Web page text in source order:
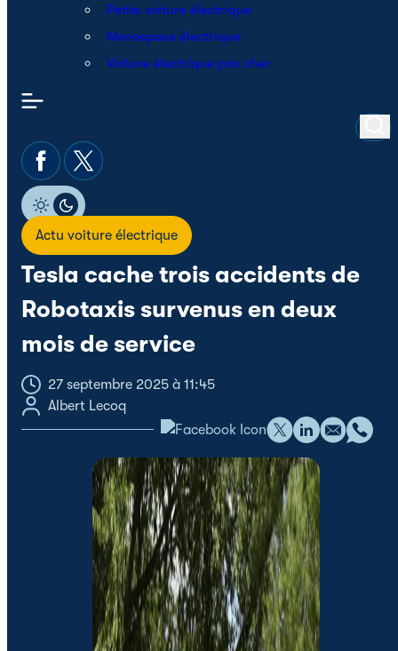
Petite voiture électrique
Monospace électrique
Voiture électrique pas cher
Actu voiture électrique
Tesla cache trois accidents de
Robotaxis survenus en deux
mois de service
27 septembre 2025 à 11:45
Albert Lecoq